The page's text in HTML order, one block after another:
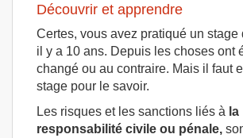
Découvrir et apprendre
Certes, vous avez pratiqué un stage
il y a 10 ans. Depuis les choses ont
changé ou au contraire. Mais il faut
stage pour le savoir.
Les risques et les sanctions liés à la
responsabilité civile ou pénale,